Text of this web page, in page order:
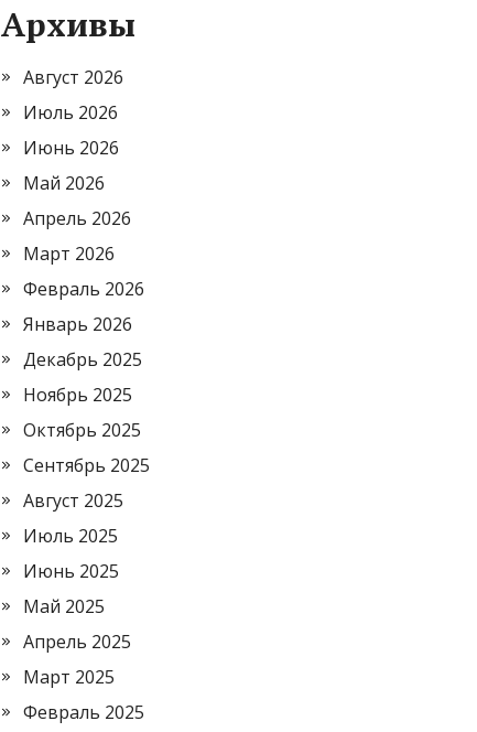
Архивы
Август 2026
Июль 2026
Июнь 2026
Май 2026
Апрель 2026
Март 2026
Февраль 2026
Январь 2026
Декабрь 2025
Ноябрь 2025
Октябрь 2025
Сентябрь 2025
Август 2025
Июль 2025
Июнь 2025
Май 2025
Апрель 2025
Март 2025
Февраль 2025